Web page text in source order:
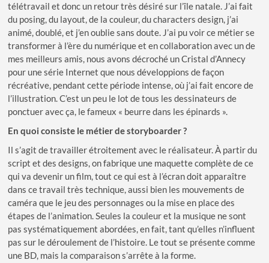
télétravail et donc un retour très désiré sur l’île natale. J’ai fait
du posing, du layout, de la couleur, du characters design, j’ai
animé, doublé, et j’en oublie sans doute. J’ai pu voir ce métier se
transformer à l’ère du numérique et en collaboration avec un de
mes meilleurs amis, nous avons décroché un Cristal d’Annecy
pour une série Internet que nous développions de façon
récréative, pendant cette période intense, où j’ai fait encore de
l’illustration. C’est un peu le lot de tous les dessinateurs de
ponctuer avec ça, le fameux « beurre dans les épinards ».
En quoi consiste le métier de storyboarder ?
Il s’agit de travailler étroitement avec le réalisateur. À partir du
script et des designs, on fabrique une maquette complète de ce
qui va devenir un film, tout ce qui est à l’écran doit apparaître
dans ce travail très technique, aussi bien les mouvements de
caméra que le jeu des personnages ou la mise en place des
étapes de l’animation. Seules la couleur et la musique ne sont
pas systématiquement abordées, en fait, tant qu’elles n’influent
pas sur le déroulement de l’histoire. Le tout se présente comme
une BD, mais la comparaison s’arrête à la forme.